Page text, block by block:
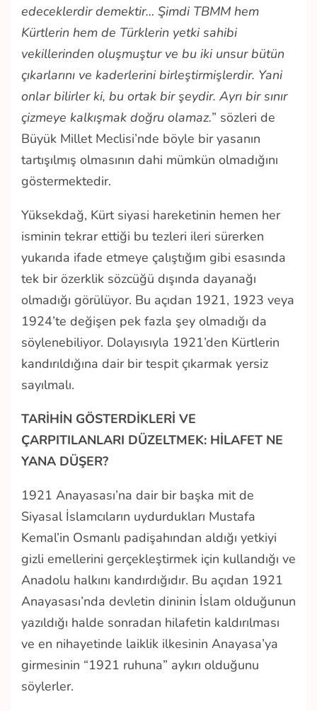
edeceklerdir demektir… Şimdi TBMM hem
Kürtlerin hem de Türklerin yetki sahibi
vekillerinden oluşmuştur ve bu iki unsur bütün
çıkarlarını ve kaderlerini birleştirmişlerdir. Yani
onlar bilirler ki, bu ortak bir şeydir. Ayrı bir sınır
çizmeye kalkışmak doğru olamaz.” sözleri de
Büyük Millet Meclisi’nde böyle bir yasanın
tartışılmış olmasının dahi mümkün olmadığını
göstermektedir.
Yüksekdağ, Kürt siyasi hareketinin hemen her
isminin tekrar ettiği bu tezleri ileri sürerken
yukarıda ifade etmeye çalıştığım gibi esasında
tek bir özerklik sözcüğü dışında dayanağı
olmadığı görülüyor. Bu açıdan 1921, 1923 veya
1924’te değişen pek fazla şey olmadığı da
söylenebiliyor. Dolayısıyla 1921’den Kürtlerin
kandırıldığına dair bir tespit çıkarmak yersiz
sayılmalı.
TARİHİN GÖSTERDİKLERİ VE
ÇARPITILANLARI DÜZELTMEK: HİLAFET NE
YANA DÜŞER?
1921 Anayasası’na dair bir başka mit de
Siyasal İslamcıların uydurdukları Mustafa
Kemal’in Osmanlı padişahından aldığı yetkiyi
gizli emellerini gerçekleştirmek için kullandığı ve
Anadolu halkını kandırdığıdır. Bu açıdan 1921
Anayasası’nda devletin dininin İslam olduğunun
yazıldığı halde sonradan hilafetin kaldırılması
ve en nihayetinde laiklik ilkesinin Anayasa’ya
girmesinin “1921 ruhuna” aykırı olduğunu
söylerler.